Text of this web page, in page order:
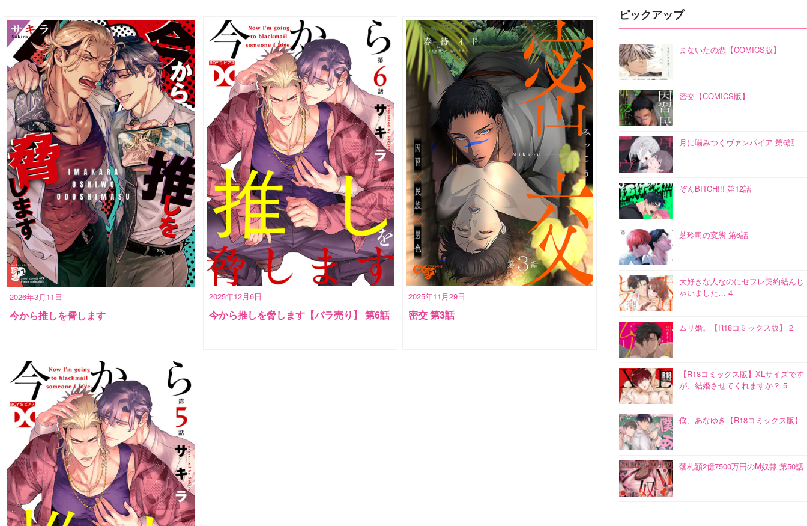
2026年3月11日
今から推しを脅します
2025年12月6日
今から推しを脅します【バラ売り】 第6話
2025年11月29日
密交 第3話
ピックアップ
まないたの恋【COMICS版】
密交【COMICS版】
月に噛みつくヴァンパイア 第6話
ぞんBITCH!!! 第12話
芝玲司の変態 第6話
大好きな人なのにセフレ契約結んじ
ゃいました… 4
ムリ婚。【R18コミックス版】 2
【R18コミックス版】XLサイズです
が、結婚させてくれますか？ 5
僕、あなゆき【R18コミックス版】
落札額2億7500万円のM奴隷 第50話